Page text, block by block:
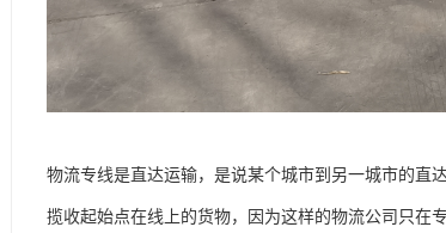
物流专线是直达运输，是说某个城市到另一城市的直
揽收起始点在线上的货物，因为这样的物流公司只在